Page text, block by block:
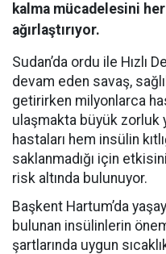
kalma mücadelesini
ağırlaştırıyor.
Sudan’da ordu ile Hızlı
devam eden savaş,
getirirken milyonlarca
ulaşmakta büyük zorluk
hastaları hem insülin
saklanmadığı için
risk altında bulunuyor.
Başkent Hartum’da
bulunan insülinlerin
şartlarında uygun